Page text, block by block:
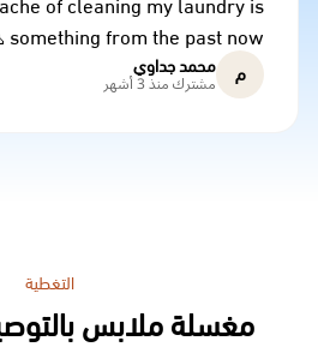
something from the past now 🙏»
م محمد جداوي
مشترك منذ 3 أشهر
التغطية
مغسلة ملابس